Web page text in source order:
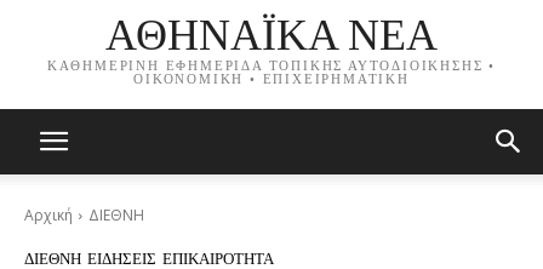
ΑΘΗΝΑΪΚΑ ΝΕΑ
ΚΑΘΗΜΕΡΙΝΗ ΕΦΗΜΕΡΙΔΑ ΤΟΠΙΚΗΣ ΑΥΤΟΔΙΟΙΚΗΣΗΣ •
ΟΙΚΟΝΟΜΙΚΗ • ΕΠΙΧΕΙΡΗΜΑΤΙΚΗ
Αρχική ΔΙΕΘΝΗ
ΔΙΕΘΝΗ ΕΙΔΗΣΕΙΣ ΕΠΙΚΑΙΡΟΤΗΤΑ